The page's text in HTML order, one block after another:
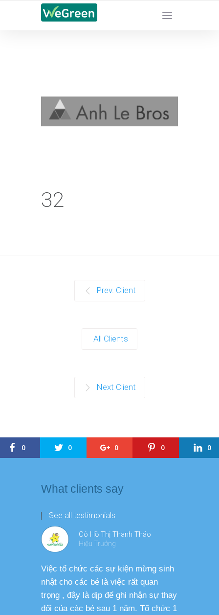
CHỨNG NHẬN SẢN PHẨM BỀN VỮNG
32
Prev. Client
All Clients
Next Client
0 0 0 0 0
What clients say
See all testimonials
Cô Hồ Thị Thanh Thảo
Hiệu Trưởng
Việc tổ chức các sự kiện mừng sinh
nhật cho các bé là việc rất quan
trọng , đây là dịp để ghi nhận sự thay
đổi của các bé sau 1 năm. Tổ chức 1